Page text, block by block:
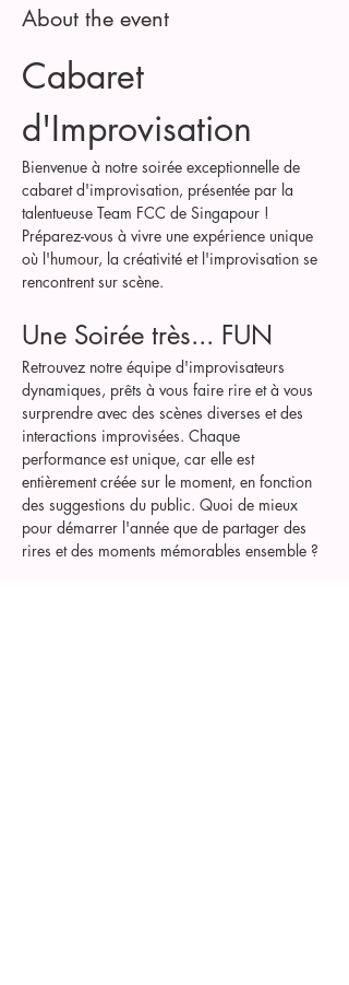
About the event
Cabaret
d'Improvisation
Bienvenue à notre soirée exceptionnelle de
cabaret d'improvisation, présentée par la
talentueuse Team FCC de Singapour !
Préparez-vous à vivre une expérience unique
où l'humour, la créativité et l'improvisation se
rencontrent sur scène.
Une Soirée très... FUN
Retrouvez notre équipe d'improvisateurs
dynamiques, prêts à vous faire rire et à vous
surprendre avec des scènes diverses et des
interactions improvisées. Chaque
performance est unique, car elle est
entièrement créée sur le moment, en fonction
des suggestions du public. Quoi de mieux
pour démarrer l'année que de partager des
rires et des moments mémorables ensemble ?